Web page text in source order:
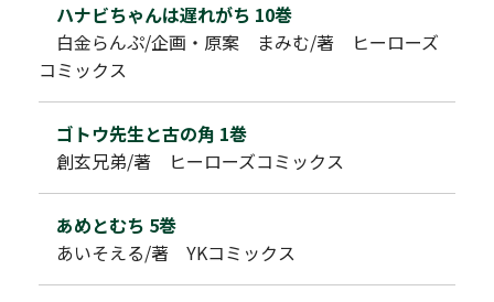
ハナビちゃんは遅れがち 10巻
白金らんぷ/企画・原案 まみむ/著 ヒーローズ
コミックス
ゴトウ先生と古の角 1巻
創玄兄弟/著 ヒーローズコミックス
あめとむち 5巻
あいそえる/著 YKコミックス